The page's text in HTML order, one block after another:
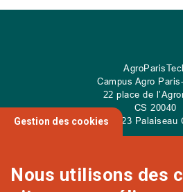
Campus Agro
22 place de
CS 20040
91 123 Palaiseau
Gestion des cookies
Nous utilisons des